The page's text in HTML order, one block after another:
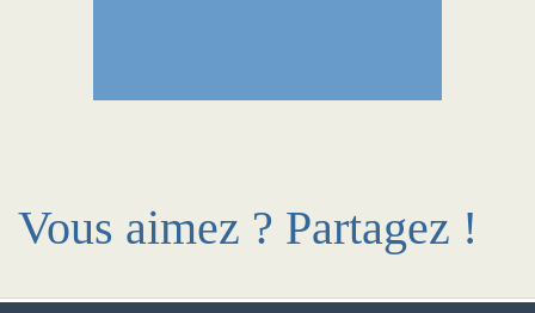
Vous aimez ? Partagez !